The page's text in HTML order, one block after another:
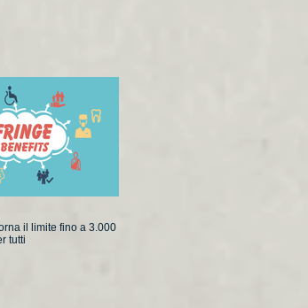
il limite fino a 3.000
tutti